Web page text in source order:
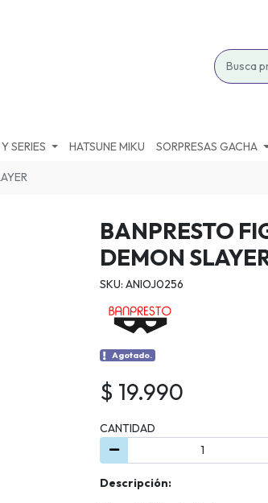
SERIES HATSUNE MIKU SORPRESAS GACHA
BANPRESTO
DEMON
SKU: ANIOJ0256
Agotado.
$ 19.990
CANTIDAD
Descripción: